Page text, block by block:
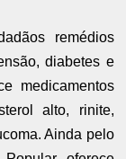
remédios
diabetes e
medicamentos
alto, rinite,
Ainda pelo